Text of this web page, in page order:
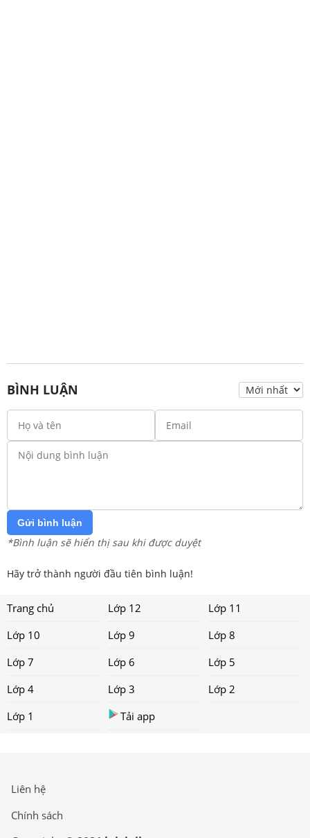
BÌNH LUẬN
Gửi bình luận
*Bình luận sẽ hiển thị sau khi được duyệt
Hãy trở thành người đầu tiên bình luận!
Trang chủ Lớp 12
Lớp 11
Lớp 10
Lớp 9
Lớp 8
Lớp 7
Lớp 6
Lớp 5
Lớp 4
Lớp 3
Lớp 2
Lớp 1
Tải app
Liên hệ
Chính sách